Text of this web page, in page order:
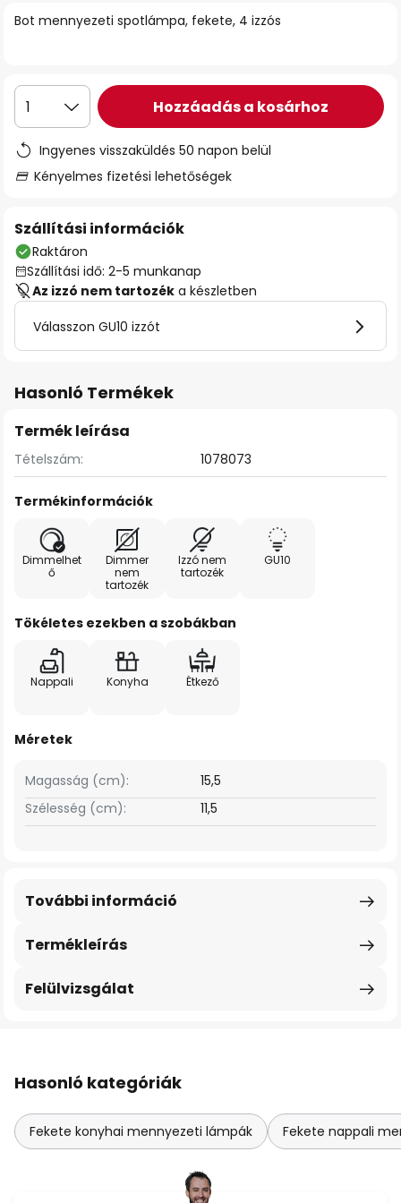
Bot mennyezeti spotlámpa, fekete, 4 izzós
1 Hozzáadás a kosárhoz
Ingyenes visszaküldés 50 napon belül
Kényelmes fizetési lehetőségek
Szállítási információk
Raktáron
Szállítási idő: 2-5 munkanap
Az izzó nem tartozék a készletben
Válasszon GU10 izzót
Hasonló Termékek
Termék leírása
Tételszám: 1078073
Termékinformációk
Dimmelhet
ő
Dimmer
nem
tartozék
Izzó nem
tartozék
GU10
Tökéletes ezekben a szobákban
Nappali Konyha Étkező
Méretek
Szélesség (cm): 11,5
Magasság (cm): 15,5
Termékleírás
További információ
Felülvizsgálat
Hasonló kategóriák
Fekete konyhai mennyezeti lámpák Fekete nappali